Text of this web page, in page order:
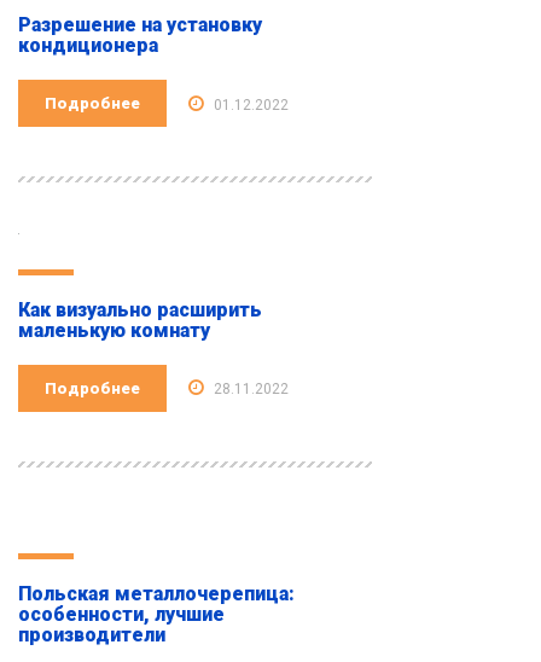
Разрешение на установку
кондиционера
Подробнее 01.12.2022
Как визуально расширить
маленькую комнату
Подробнее 28.11.2022
Польская металлочерепица:
особенности, лучшие
производители